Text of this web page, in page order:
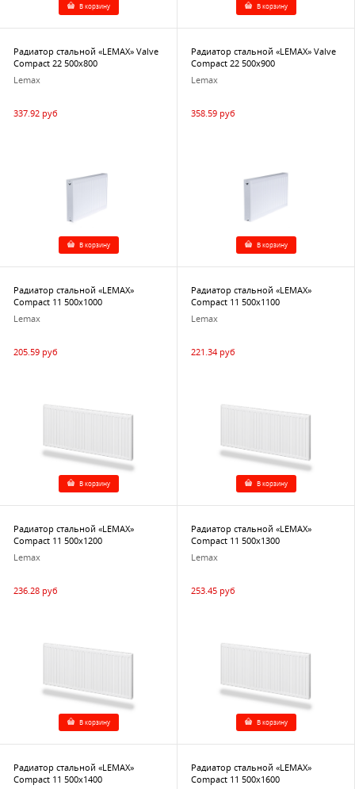
В корзину В корзину
Радиатор стальной «LEMAX» Valve
Compact 22 500х800
Lemax
337.92 руб
В корзину
Радиатор стальной «LEMAX» Valve
Compact 22 500х900
Lemax
358.59 руб
В корзину
Радиатор стальной «LEMAX»
Compact 11 500х1000
Lemax
205.59 руб
В корзину
Радиатор стальной «LEMAX»
Compact 11 500х1100
Lemax
221.34 руб
В корзину
Радиатор стальной «LEMAX»
Compact 11 500х1200
Lemax
236.28 руб
В корзину
Радиатор стальной «LEMAX»
Compact 11 500х1300
Lemax
253.45 руб
В корзину
Радиатор стальной «LEMAX»
Compact 11 500х1400
Радиатор стальной «LEMAX»
Compact 11 500х1600